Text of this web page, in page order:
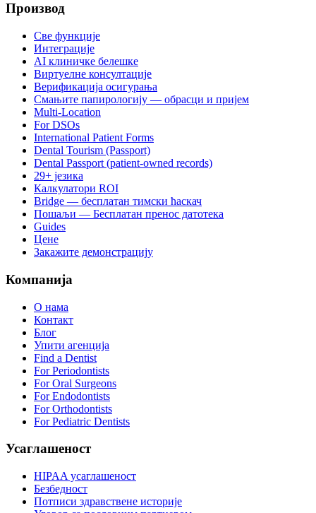
Производ
Све функције
Интеграције
AI клиничке белешке
Виртуелне консултације
Верификација осигурања
Смањите папирологију — обрасци и пријем
Multi-Location
For DSOs
International Patient Forms
Dental Tourism (Passport)
Dental Passport (patient-owned records)
29+ језика
Калкулатори ROI
Bridge — бесплатан тимски ћаскач
Пошаљи — Бесплатан пренос датотека
Guides
Цене
Закажите демонстрацију
Компанија
О нама
Контакт
Блог
Упити агенција
Find a Dentist
For Periodontists
For Oral Surgeons
For Endodontists
For Orthodontists
For Pediatric Dentists
Усаглашеност
HIPAA усаглашеност
Безбедност
Потписи здравствене историје